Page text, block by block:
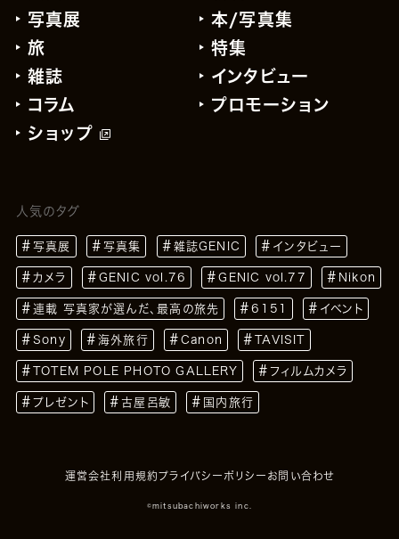
写真展
本/写真集
旅
特集
雑誌
インタビュー
コラム
プロモーション
ショップ
人気のタグ
写真展 写真集 雑誌GENIC インタビュー
カメラ GENIC vol.76 GENIC vol.77 Nikon
連載 写真家が選んだ、最高の旅先 6151 イベント
Sony 海外旅行 Canon TAVISIT
TOTEM POLE PHOTO GALLERY フィルムカメラ
プレゼント 古屋呂敏 国内旅行
運営会社利用規約プライバシーポリシー お問い合わせ
©mitsubachiworks inc.